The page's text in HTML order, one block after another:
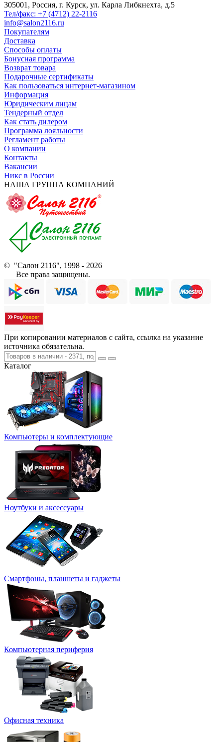
305001, Россия, г. Курск, ул. Карла Либкнехта, д.5
Тел/факс: +7 (4712) 22-2116
info@salon2116.ru
Покупателям
Доставка
Способы оплаты
Бонусная программа
Возврат товара
Подарочные сертификаты
Как пользоваться интернет-магазином
Информация
Юридическим лицам
Тендерный отдел
Как стать дилером
Программа лояльности
Регламент работы
О компании
Контакты
Вакансии
Никс в России
НАША ГРУППА КОМПАНИЙ
© "Салон 2116", 1998 - 2026
Все права защищены.
При копировании материалов с сайта, ссылка на указание
источника обязательна.
Каталог
Компьютеры и комплектующие
Ноутбуки и аксессуары
Смартфоны, планшеты и гаджеты
Компьютерная периферия
Офисная техника